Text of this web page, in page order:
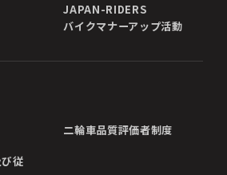
JAPAN-RIDERS
バイクマナーアップ活動
二輪車品質評価者制度
従